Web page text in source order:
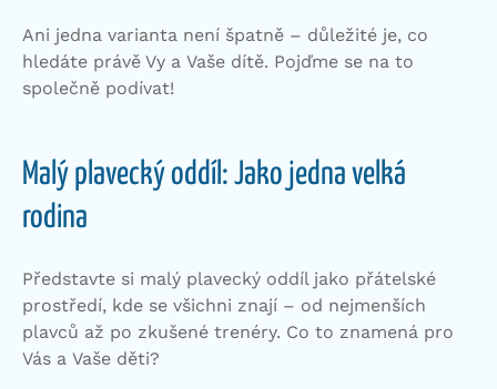
Ani jedna varianta není špatně – důležité je, co
hledáte právě Vy a Vaše dítě. Pojďme se na to
společně podívat!
Malý plavecký oddíl: Jako jedna velká
rodina
Představte si malý plavecký oddíl jako přátelské
prostředí, kde se všichni znají – od nejmenších
plavců až po zkušené trenéry. Co to znamená pro
Vás a Vaše děti?